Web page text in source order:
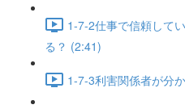
1-7-2仕事で信頼して
る？ (2:41)
1-7-3利害関係者が分